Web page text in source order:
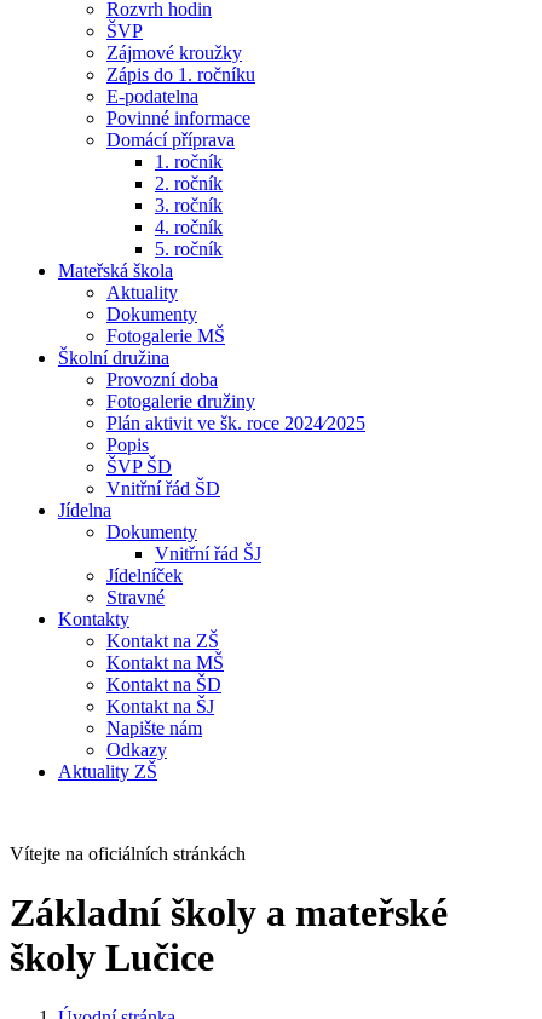
Rozvrh hodin
ŠVP
Zájmové kroužky
Zápis do 1. ročníku
E-podatelna
Povinné informace
Domácí příprava
1. ročník
2. ročník
3. ročník
4. ročník
5. ročník
Mateřská škola
Aktuality
Dokumenty
Fotogalerie MŠ
Školní družina
Provozní doba
Fotogalerie družiny
Plán aktivit ve šk. roce 2024⁄2025
Popis
ŠVP ŠD
Vnitřní řád ŠD
Jídelna
Dokumenty
Vnitřní řád ŠJ
Jídelníček
Stravné
Kontakty
Kontakt na ZŠ
Kontakt na MŠ
Kontakt na ŠD
Kontakt na ŠJ
Napište nám
Odkazy
Aktuality ZŠ
Vítejte na oficiálních stránkách
Základní školy a mateřské
školy Lučice